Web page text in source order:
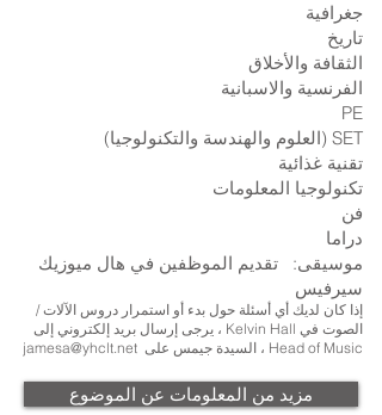
جغرافية
تاريخ
الثقافة والأخلاق
الفرنسية والاسبانية
PE
SET (العلوم والهندسة والتكنولوجيا)
تقنية غذائية
تكنولوجيا المعلومات
فن
دراما
موسيقى: تقديم الموظفين في هال ميوزيك
سيرفيس
إذا كان لديك أي أسئلة حول بدء أو استمرار دروس الآلات /
الصوت في Kelvin Hall ، يرجى إرسال بريد إلكتروني إلى
Head of Music ، السيدة جيمس على
jamesa@yhclt.net
مزيد من المعلومات عن الموضوع